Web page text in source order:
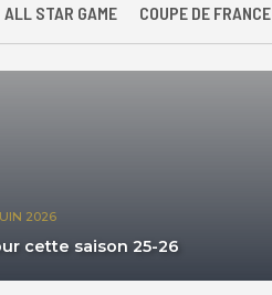
ALL STAR GAME COUPE DE FRANCE
2026
cette saison 25-26